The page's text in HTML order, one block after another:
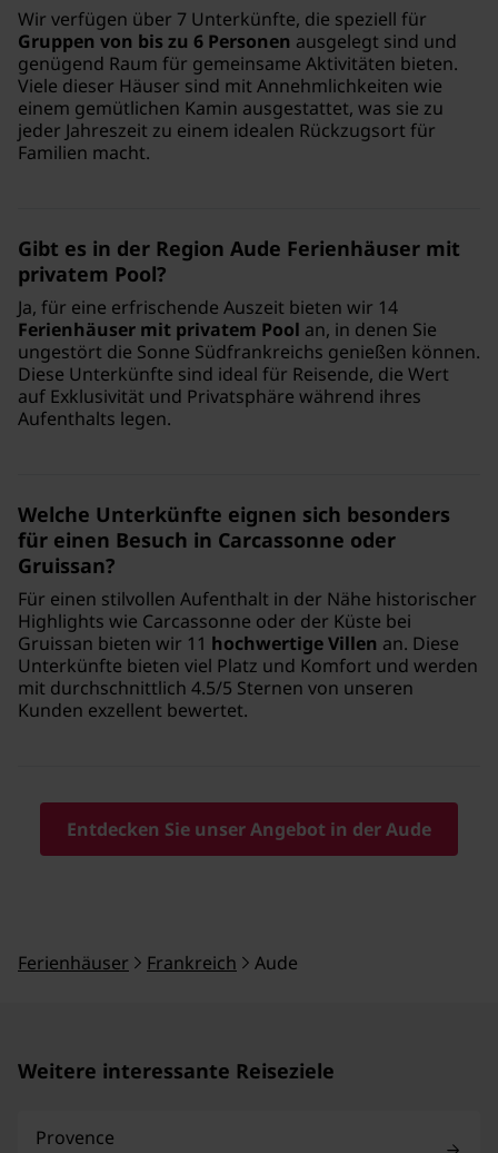
Wir verfügen über 7 Unterkünfte, die speziell für
Gruppen von bis zu 6 Personen ausgelegt sind und
genügend Raum für gemeinsame Aktivitäten bieten.
Viele dieser Häuser sind mit Annehmlichkeiten wie
einem gemütlichen Kamin ausgestattet, was sie zu
jeder Jahreszeit zu einem idealen Rückzugsort für
Familien macht.
Gibt es in der Region Aude Ferienhäuser mit
privatem Pool?
Ja, für eine erfrischende Auszeit bieten wir 14
Ferienhäuser mit privatem Pool an, in denen Sie
ungestört die Sonne Südfrankreichs genießen können.
Diese Unterkünfte sind ideal für Reisende, die Wert
auf Exklusivität und Privatsphäre während ihres
Aufenthalts legen.
Welche Unterkünfte eignen sich besonders
für einen Besuch in Carcassonne oder
Gruissan?
Für einen stilvollen Aufenthalt in der Nähe historischer
Highlights wie Carcassonne oder der Küste bei
Gruissan bieten wir 11 hochwertige Villen an. Diese
Unterkünfte bieten viel Platz und Komfort und werden
mit durchschnittlich 4.5/5 Sternen von unseren
Kunden exzellent bewertet.
Entdecken Sie unser Angebot in der Aude
Ferienhäuser Frankreich Aude
Weitere interessante Reiseziele
Provence